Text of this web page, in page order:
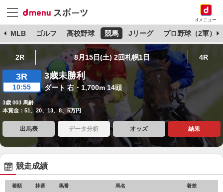
dメニュー
MLB ゴルフ 高校野球 競馬 Jリーグ プロ野球（2軍）
2R 8月15日(土) 2回札幌1日 4R
3R
10:55
3歳未勝利
ダート 右・1,700m 14頭
3歳 003 馬齢
本賞金：51、20、13、8、5万円
出馬表 データ分析 オッズ 結果
競走成績
着順 枠番 馬番 馬名 着差